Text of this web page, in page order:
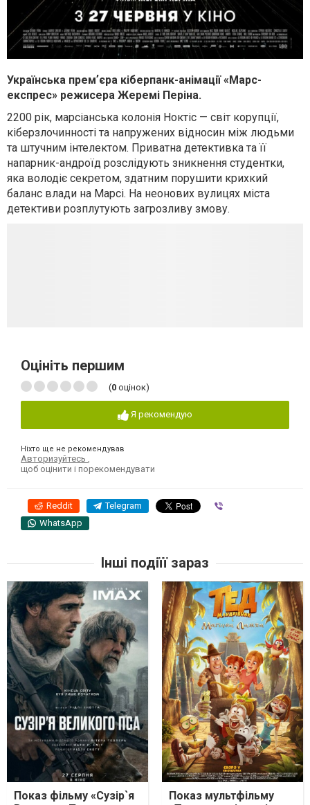
Українська премʼєра кіберпанк-анімації «Марс-
експрес» режисера Жеремі Періна.
2200 рік, марсіанська колонія Ноктіс — світ корупції,
кіберзлочинності та напружених відносин між людьми
та штучним інтелектом. Приватна детективка та її
напарник-андроїд розслідують зникнення студентки,
яка володіє секретом, здатним порушити крихкий
баланс влади на Марсі. На неонових вулицях міста
детективи розплутують загрозливу змову.
Оцініть першим
(0 оцінок)
Я рекомендую
Ніхто ще не рекомендував
Авторизуйтесь
щоб оцінити і порекомендувати
Reddit Telegram
WhatsApp
Інші подіїї зараз
Показ фільму «Сузір`я
Показ мультфільму